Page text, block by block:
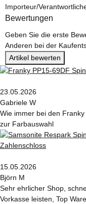
Importeur/
Bewertungen
Geben Sie die erste
Anderen bei der
Artikel bewerten
23.05.2026
Gabriele W
Wie immer bei den
zur Farbauswahl
15.05.2026
Björn M
Sehr ehrlicher Shop,
Vorkasse leisten, Top Ware